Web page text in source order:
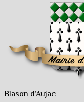
Blason d’Aujac